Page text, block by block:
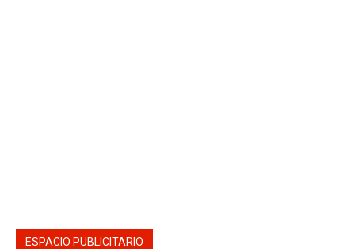
ESPACIO PUBLICITARIO